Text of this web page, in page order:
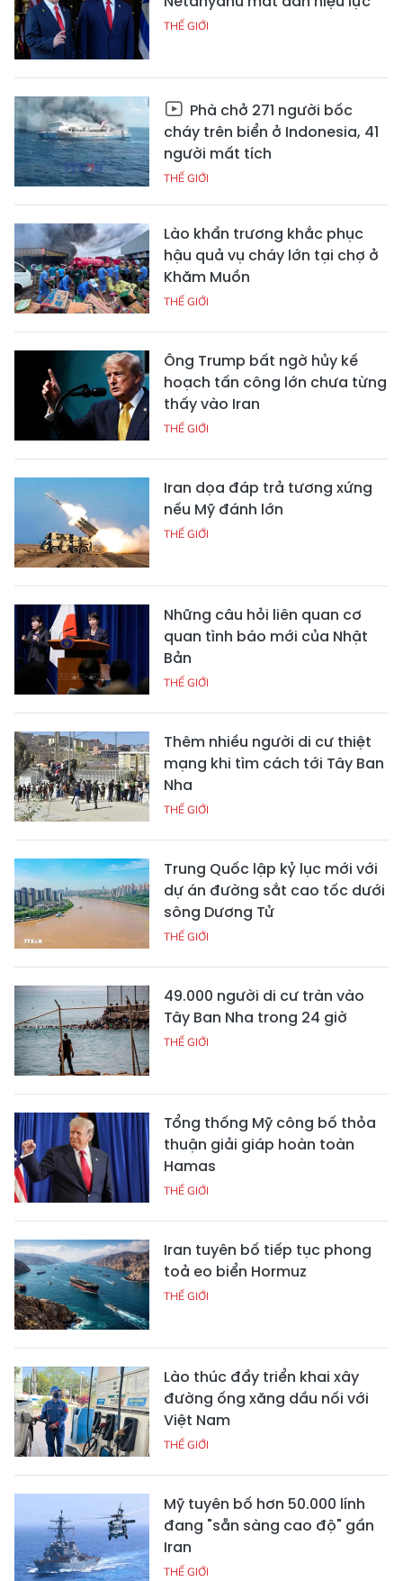
THẾ GIỚI
Phà chở 271 người bốc
cháy trên biển ở Indonesia, 41
người mất tích
THẾ GIỚI
Lào khẩn trương khắc phục
hậu quả vụ cháy lớn tại chợ ở
Khăm Muồn
THẾ GIỚI
Ông Trump bất ngờ hủy kế
hoạch tấn công lớn chưa từng
thấy vào Iran
THẾ GIỚI
Iran dọa đáp trả tương xứng
nếu Mỹ đánh lớn
THẾ GIỚI
Những câu hỏi liên quan cơ
quan tình báo mới của Nhật
Bản
THẾ GIỚI
Thêm nhiều người di cư thiệt
mạng khi tìm cách tới Tây Ban
Nha
THẾ GIỚI
Trung Quốc lập kỷ lục mới với
dự án đường sắt cao tốc dưới
sông Dương Tử
THẾ GIỚI
49.000 người di cư tràn vào
Tây Ban Nha trong 24 giờ
THẾ GIỚI
Tổng thống Mỹ công bố thỏa
thuận giải giáp hoàn toàn
Hamas
THẾ GIỚI
Iran tuyên bố tiếp tục phong
toả eo biển Hormuz
THẾ GIỚI
Lào thúc đẩy triển khai xây
đường ống xăng dầu nối với
Việt Nam
THẾ GIỚI
Mỹ tuyên bố hơn 50.000 lính
đang "sẵn sàng cao độ" gần
Iran
THẾ GIỚI